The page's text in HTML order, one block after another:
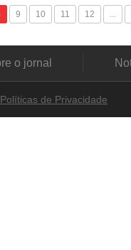
9 10 11 12 ...
o jornal
Políticas de Privacidade